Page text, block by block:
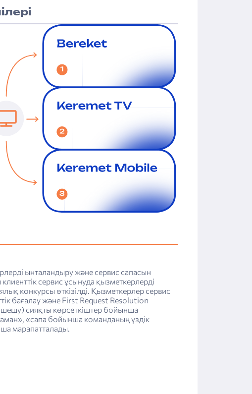
ынталандыру және сервис сапасын
сервис ұсынуда қызметкерлерді
конкурсы өткізілді. Қызметкерлер сервис
бағалау және First Request Resolution
шешу) сияқты көрсеткіштер бойынша
«сапа бойынша команданың үздік
марапатталады.